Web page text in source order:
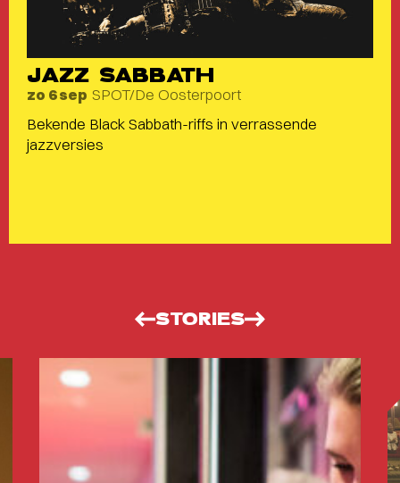
JAZZ SABBATH
zo 6 sep SPOT/De Oosterpoort
Bekende Black Sabbath-riffs in verrassende
jazzversies
STORIES